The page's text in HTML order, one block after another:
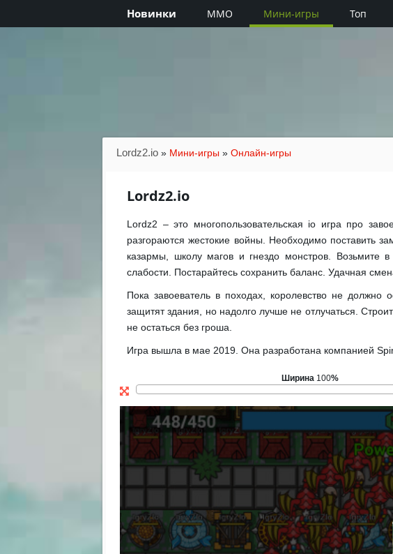
Новинки MMO Мини-игры Топ
Lordz2.io » Мини-игры » Онлайн-игры
Lordz2.io
Lordz2 – это многопользовательская io игра про
разгораются жестокие войны. Необходимо поставить
казармы, школу магов и гнездо монстров.
слабости. Постарайтесь сохранить баланс. Удачная
Пока завоеватель в походах, королевство не
защитят здания, но надолго лучше не отлучаться.
не остаться без гроша.
Игра вышла в мае 2019. Она разработана компанией
Ширина 100%